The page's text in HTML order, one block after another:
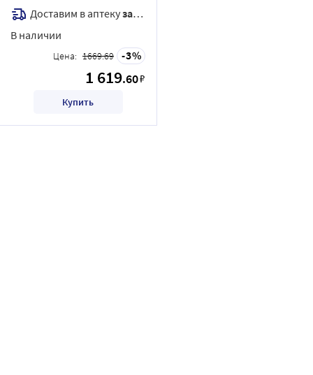
Доставим в аптекузавтра
В наличии
Цена: 1669.69 3
1 619.60₽
Купить